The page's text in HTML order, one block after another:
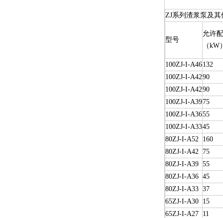
ZJ系列渣浆泵及
型号
允许
（kW
100ZJ-I-A46132
100ZJ-I-A4290
100ZJ-I-A4290
100ZJ-I-A3975
100ZJ-I-A3655
100ZJ-I-A3345
80ZJ-I-A52 160
80ZJ-I-A42 75
80ZJ-I-A39 55
80ZJ-I-A36 45
80ZJ-I-A33 37
65ZJ-I-A30 15
65ZJ-I-A27 11